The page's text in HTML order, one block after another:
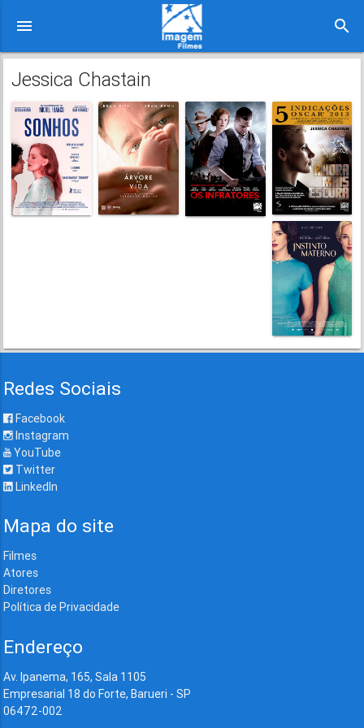
menu search
Jessica Chastain
Redes Sociais
Facebook
Instagram
YouTube
Twitter
LinkedIn
Mapa do site
Filmes
Atores
Diretores
Política de Privacidade
Endereço
Av. Ipanema, 165, Sala 1105
Empresarial 18 do Forte, Barueri - SP
06472-002